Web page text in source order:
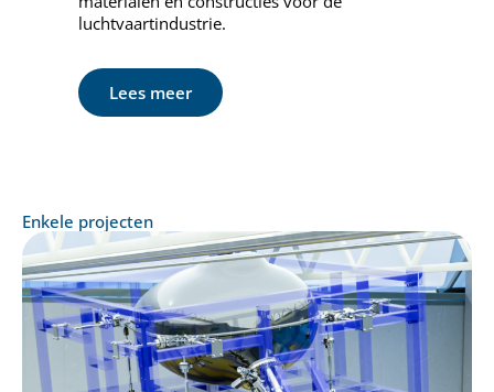
luchtvaartindustrie.
Lees meer
Enkele projecten